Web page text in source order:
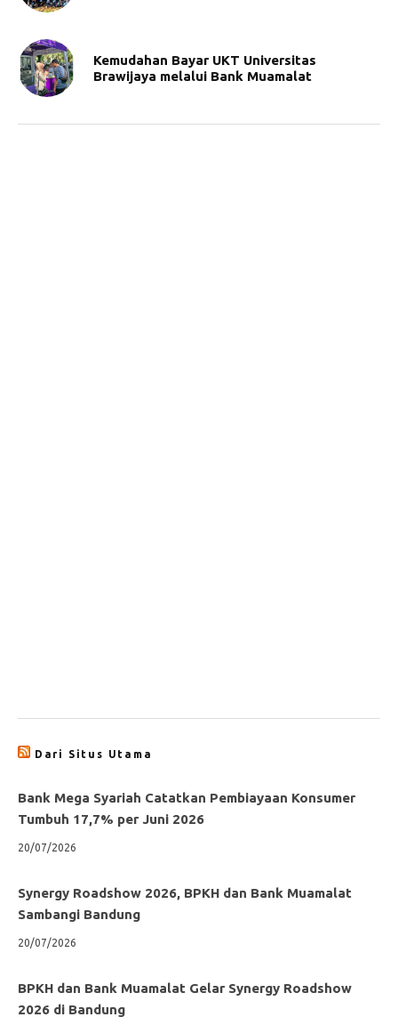
Kemudahan Bayar UKT Universitas
Brawijaya melalui Bank Muamalat
Dari Situs Utama
Bank Mega Syariah Catatkan Pembiayaan Konsumer
Tumbuh 17,7% per Juni 2026
20/07/2026
Synergy Roadshow 2026, BPKH dan Bank Muamalat
Sambangi Bandung
20/07/2026
BPKH dan Bank Muamalat Gelar Synergy Roadshow
2026 di Bandung